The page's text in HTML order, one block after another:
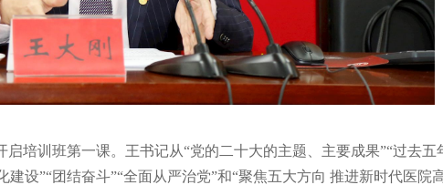
培训班第一课。王书记从“党的二十大的主题、主要成果”“过去
设”“团结奋斗”“全面从严治党”和“聚焦五大方向 推进新时代医院